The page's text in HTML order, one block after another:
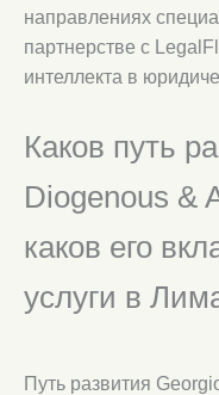
направлениях
партнерстве с
интеллекта в
Каков путь
Diogenous &
каков его
услуги в
Путь развития